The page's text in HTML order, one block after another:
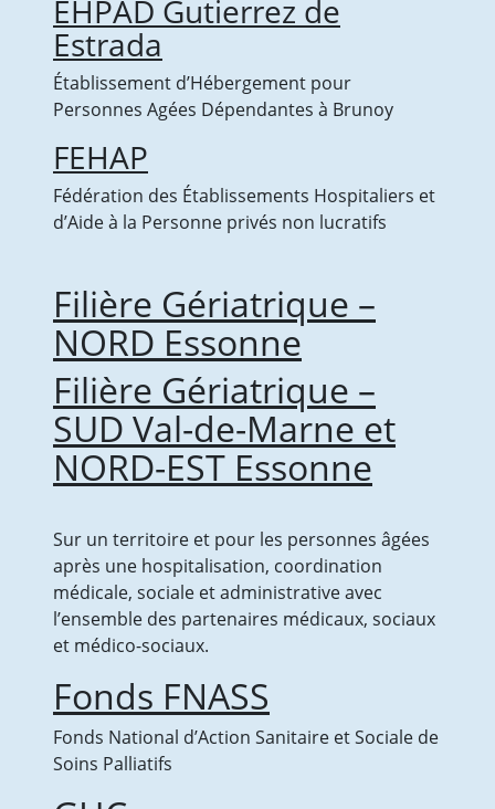
EHPAD Gutierrez de
Estrada
Établissement d’Hébergement pour
Personnes Agées Dépendantes à Brunoy
FEHAP
Fédération des Établissements Hospitaliers et
d’Aide à la Personne privés non lucratifs
Filière Gériatrique –
NORD Essonne
Filière Gériatrique –
SUD Val-de-Marne et
NORD-EST Essonne
Sur un territoire et pour les personnes âgées
après une hospitalisation, coordination
médicale, sociale et administrative avec
l’ensemble des partenaires médicaux, sociaux
et médico-sociaux.
Fonds FNASS
Fonds National d’Action Sanitaire et Sociale de
Soins Palliatifs